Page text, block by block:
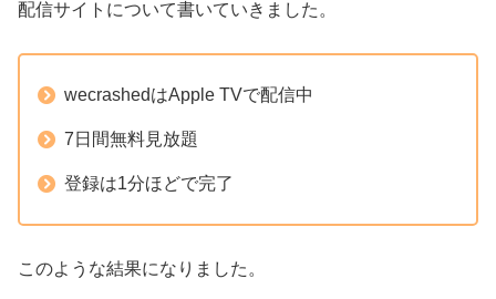
配信サイトについて書いていきました。
wecrashedはApple TVで配信中
7日間無料見放題
登録は1分ほどで完了
このような結果になりました。